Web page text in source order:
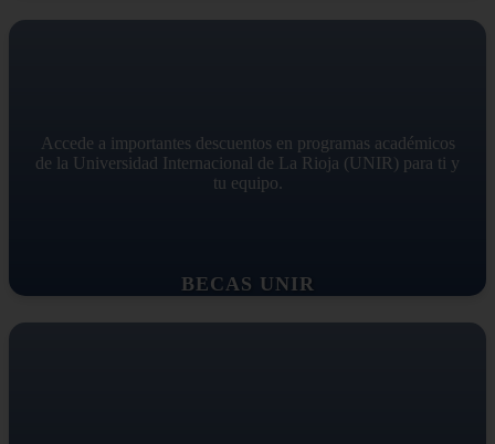
BECAS UNIR
Accede a importantes descuentos en programas académicos
de la Universidad Internacional de La Rioja (UNIR) para ti y
tu equipo.